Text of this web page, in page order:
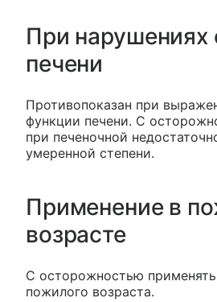
При нарушениях
печени
Противопоказан при
функции печени. С
при печеночной
умеренной степени.
Применение в
возрасте
С осторожностью
пожилого возраста.